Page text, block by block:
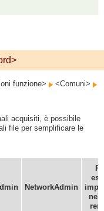
funzione>
<Comuni>
acquisiti, è possibile
file per semplificare le
NetworkAdmin